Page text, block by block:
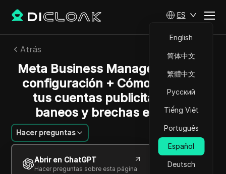
ES
English
简体中文
繁體中文
Русский
Tiếng Việt
Português
Español
Deutsch
Atrás
Meta Business Manager: Guía de
configuración + Cómo proteger
tus cuentas publicitarias de
baneos y brechas en 2026
Hacer preguntas
Abrir en ChatGPT
Hacer preguntas sobre esta página
Michael Johnson
17 jun 2026 8
minuto de lectura